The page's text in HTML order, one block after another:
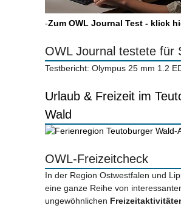
-Zum OWL Journal Test - klick
OWL Journal testete für
Testbericht: Olympus 25 mm 1.2
Urlaub & Freizeit im
Wald
-
OWL-Freizeitcheck
In der Region Ostwestfalen und
eine ganze Reihe von
ungewöhnlichen